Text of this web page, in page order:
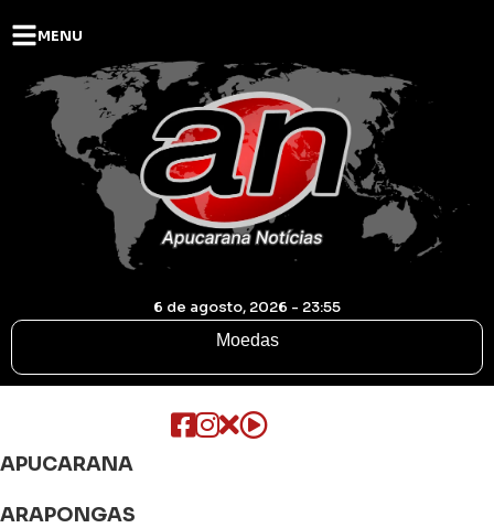
MENU
6 de agosto, 2026 - 23:55
Moedas
APUCARANA
ARAPONGAS